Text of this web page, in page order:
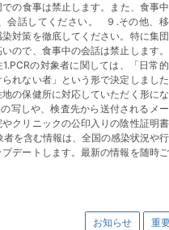
の食事は禁止します。また、食事
会話してください。 ９.その他、
対策を徹底してください。特に集
ので、食事中の会話は禁止します
の対象者に関しては、「日常
れない者」という形で決定しまし
の保健所に対応していただく形に
写しや、検査先から送付されるメ
クリニックの公印入りの陰性証明
を含む情報は、全国の感染状況や
デートします。最新の情報を随時
お知らせ
重